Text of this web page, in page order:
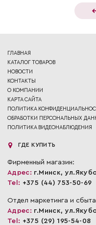
ГЛАВНАЯ
КАТАЛОГ ТОВАРОВ
НОВОСТИ
КОНТАКТЫ
О КОМПАНИИ
КАРТА САЙТА
ПОЛИТИКА
ОБРАБОТКИ ПЕРСОНАЛЬНЫХ
ПОЛИТИКА ВИДЕОНАБЛЮДЕНИЯ
ГДЕ КУПИТЬ
Фирменный магазин:
Адрес: г.Минск,
Tel: +375 (44) 753-50-69
Отдел маркетинга и
Адрес: г.Минск,
Tel: +375 (29) 195-54-08